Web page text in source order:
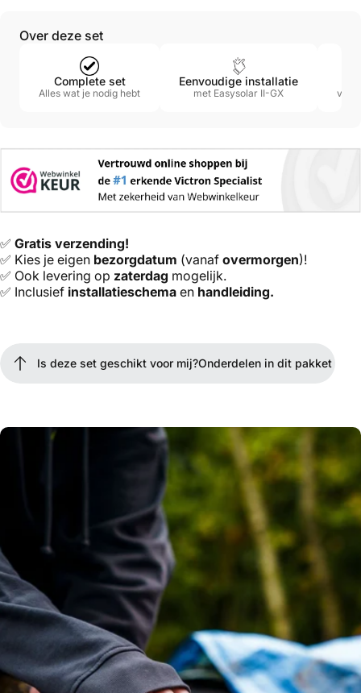
Over deze set
Complete set
Alles wat je nodig hebt
Eenvoudige installatie
met Easysolar II-GX van
✅ Gratis verzending!
✅ Kies je eigen bezorgdatum (vanaf overmorgen)!
✅ Ook levering op zaterdag mogelijk.
✅ Inclusief installatieschema en handleiding.
Is deze set geschikt voor mij?Onderdelen in dit pakket